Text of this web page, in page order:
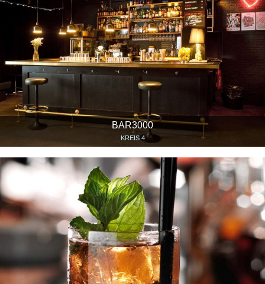
BAR3000
KREIS 4